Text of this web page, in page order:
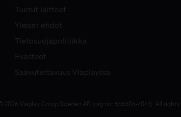
Tuetut laitteet
Yleiset ehdot
Tietosuojapolitiikka
Evästeet
Saavutettavuus Viaplayssa
© 2026 Viaplay Group Sweden AB (org.no: 556304-7041). All rights